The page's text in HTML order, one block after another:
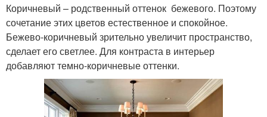
Коричневый – родственный оттенок бежевого. Поэтому
сочетание этих цветов естественное и спокойное.
Бежево-коричневый зрительно увеличит пространство,
сделает его светлее. Для контраста в интерьер
добавляют темно-коричневые оттенки.